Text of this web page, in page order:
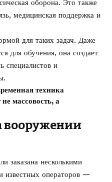
оборона. Это также
медицинская поддержка и
для таких задач. Даже
для обучения, она создает
специалистов и
техника
массовость, а
вооружении
заказана несколькими
известных операторов —